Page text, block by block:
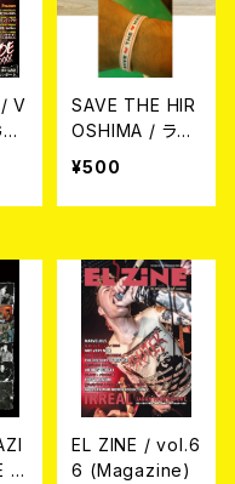
V
SAVE THE HIR
OSHIMA / ラバ
ーバンド（メン
¥500
O
EL ZINE / vol.6
6 (Magazine)